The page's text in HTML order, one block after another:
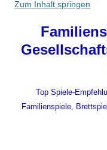
Zum Inhalt springen
Top Spiele-
Familienspiele,